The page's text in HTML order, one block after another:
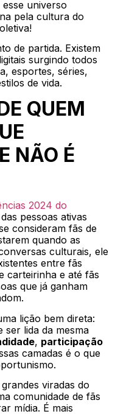
universo
pela cultura do
de partida. Existem
surgindo todos
esportes, séries,
de vida.
QUEM
NÃO É
2024 do
pessoas ativas
consideram fãs de
quando as
culturais, ele
entre fãs
carteirinha e até fãs
que já ganham
lição bem direta:
ser lida da mesma
, participação
camadas é o que
viradas do
comunidade de fãs
mídia. É mais